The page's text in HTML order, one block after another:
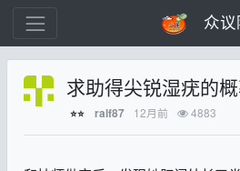
众
求助得尖锐湿疣的
⭐⭐ ralf87 12月前 4883